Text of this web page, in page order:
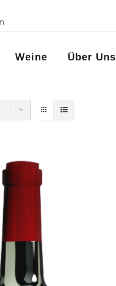
Weine Über Uns